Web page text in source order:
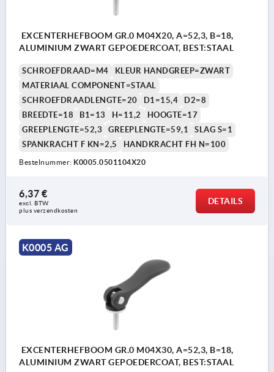
EXCENTERHEFBOOM GR.0 M04X20, A=52,3, B=18,
ALUMINIUM ZWART GEPOEDERCOAT, BEST:STAAL
SCHROEFDRAAD=M4
KLEUR HANDGREEP=ZWART
MATERIAAL COMPONENT=STAAL
SCHROEFDRAADLENGTE=20
D1=15,4
D2=8
BREEDTE=18
B1=13 H=11,2
HOOGTE=17
GREEPLENGTE=52,3
GREEPLENGTE=59,1
SLAG S=1
SPANKRACHT F KN=2,5
HANDKRACHT FH N=100
Bestelnummer: K0005.0501104X20
6,37 €
excl. BTW
plus verzendkosten
DETAILS
K0005 AG
EXCENTERHEFBOOM GR.0 M04X30, A=52,3, B=18,
ALUMINIUM ZWART GEPOEDERCOAT, BEST:STAAL